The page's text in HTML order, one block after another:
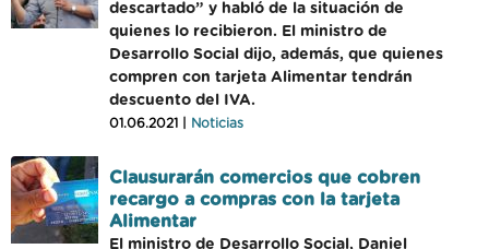
descartado” y habló de la situación de
quienes lo recibieron. El ministro de
Desarrollo Social dijo, además, que quienes
compren con tarjeta Alimentar tendrán
descuento del IVA.
01.06.2021 | Noticias
Clausurarán comercios que cobren
recargo a compras con la tarjeta
Alimentar
El ministro de Desarrollo Social, Daniel